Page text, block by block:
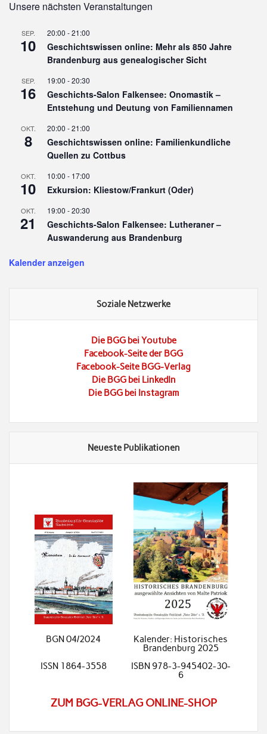
Unsere nächsten Veranstaltungen
SEP.
10
20:00 -21:00
Geschichtswissen online: Mehr als 850 Jahre
Brandenburg aus genealogischer Sicht
SEP.
16
19:00 -20:30
Geschichts-Salon Falkensee: Onomastik –
Entstehung und Deutung von Familiennamen
OKT.
8
20:00 -21:00
Geschichtswissen online: Familienkundliche
Quellen zu Cottbus
OKT.
10
10:00 - 17:00
Exkursion: Kliestow/Frankurt (Oder)
OKT.
21
19:00 -20:30
Geschichts-Salon Falkensee: Lutheraner –
Auswanderung aus Brandenburg
Kalender anzeigen
Soziale Netzwerke
Die BGG bei Youtube
Facebook-Seite der BGG
Facebook-Seite BGG-Verlag
Die BGG bei LinkedIn
Die BGG bei Instagram
Neueste Publikationen
BGN 04/2024
Kalender: Historisches
Brandenburg 2025
ISSN 1864-3558
ISBN 978-3-945402-30-
6
ZUM BGG-VERLAG ONLINE-SHOP